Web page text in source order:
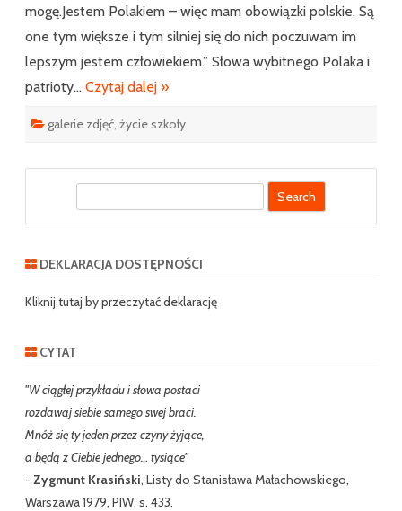
mogę.Jestem Polakiem – więc mam obowiązki polskie. Są
one tym większe i tym silniej się do nich poczuwam im
lepszym jestem człowiekiem.” Słowa wybitnego Polaka i
patrioty… Czytaj dalej »
galerie zdjęć życie szkoły
r
h
DEKLARACJA DOSTĘPNOŚCI
Kliknij tutaj by przeczytać deklarację
CYTAT
"W ciągłej przykładu i słowa postaci
rozdawaj siebie samego swej braci.
Mnóż się ty jeden przez czyny żyjące,
a będą z Ciebie jednego… tysiące"
- Zygmunt Krasiński, Listy do Stanisława Małachowskiego,
Warszawa 1979, PIW, s. 433.